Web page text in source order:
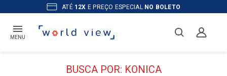
ATÉ 12X E PREÇO ESPECIAL NO BOLETO
MENU
BUSCA POR: KONICA